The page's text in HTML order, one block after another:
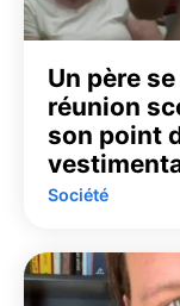
Un père
réunion
son point
Société